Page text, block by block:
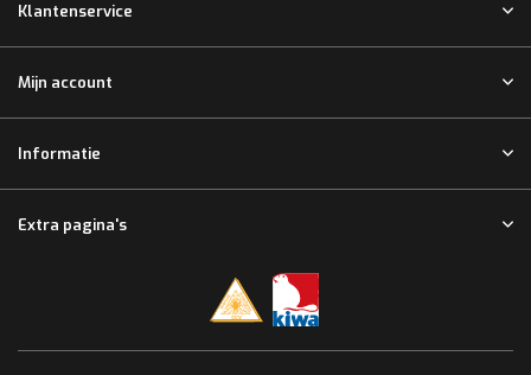
Klantenservice
Mijn account
Informatie
Extra pagina's